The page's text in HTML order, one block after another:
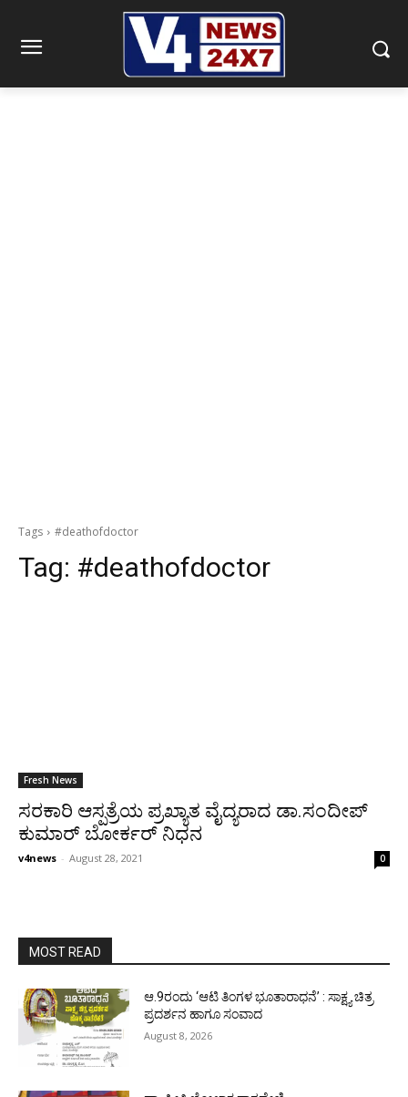
Tags #deathofdoctor
Tag: #deathofdoctor
Fresh News
ಸರಕಾರಿ ಆಸ್ಪತ್ರೆಯ ಪ್ರಖ್ಯಾತ ವೈದ್ಯರಾದ ಡಾ.ಸಂದೀಪ್
ಕುಮಾರ್ ಬೋರ್ಕರ್ ನಿಧನ
v4news - August 28, 2021 0
MOST READ
ಆ.9ರಂದು ‘ಆಟಿ ತಿಂಗಳ ಭೂತಾರಾಧನೆ’ : ಸಾಕ್ಷ್ಯ ಚಿತ್ರ
ಪ್ರದರ್ಶನ ಹಾಗೂ ಸಂವಾದ
August 8, 2026